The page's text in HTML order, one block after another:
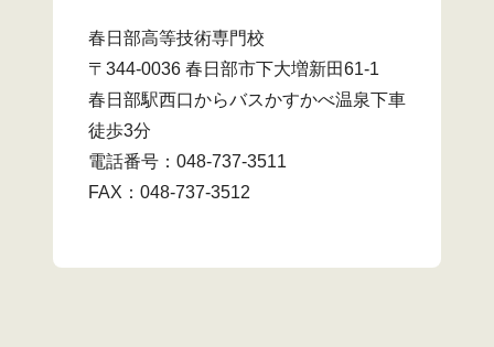
春日部高等技術専門校
〒344-0036 春日部市下大増新田61-1
春日部駅西口からバスかすかべ温泉下車
徒歩3分
電話番号：048-737-3511
FAX：048-737-3512